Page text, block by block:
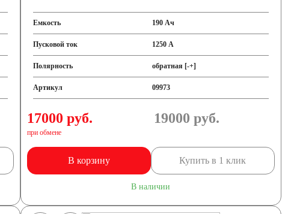
Емкость 190 Ач
Пусковой ток 1250 А
Полярность обратная [-+]
Артикул 09973
17000 руб.
при обмене
19000 руб.
В корзину Купить в 1 клик
В наличии